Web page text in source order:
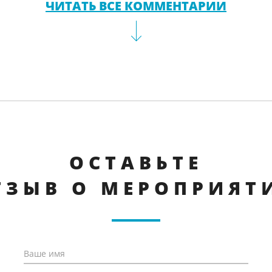
ЧИТАТЬ ВСЕ КОММЕНТАРИИ
ОСТАВЬТЕ
О